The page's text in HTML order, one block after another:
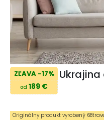
ZĽAVA -17%
od 189 €
Originálny produkt vyrobený